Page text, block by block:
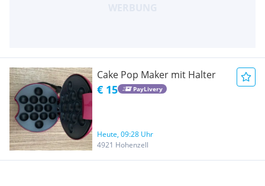
Cake Pop Maker mit Halter
€ 15 PayLivery
Heute, 09:28 Uhr
4921 Hohenzell